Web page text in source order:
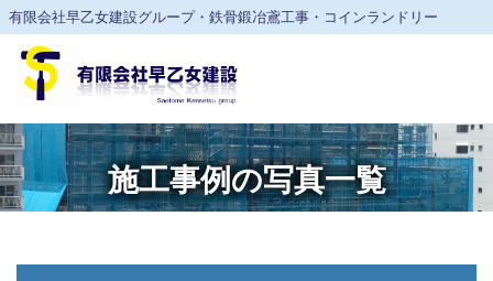
有限会社早乙女建設グループ・鉄骨鍛冶鳶工事・コインランドリー
施工事例の写真一覧